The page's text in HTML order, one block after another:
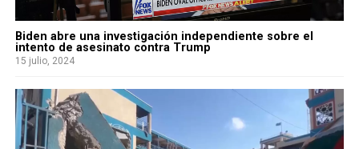
Biden abre una investigación independiente sobre el
intento de asesinato contra Trump
15 julio, 2024